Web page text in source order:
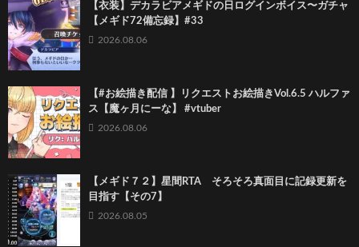
【衣装】デカラビアメギドの日ログインボイス〜ガチャ
【メギド72備忘録】#33
2026.08.06
【#お絵描き配信 】リクエストお絵描きVol.6.5 ハルファ
ス【魔ヶ月にーな】 #vtuber
2026.08.06
【メギド７２】星間RTA そろそろ真面目に記録更新を
目指す【その7】
2026.08.05